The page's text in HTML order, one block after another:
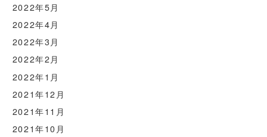
2022年5月
2022年4月
2022年3月
2022年2月
2022年1月
2021年12月
2021年11月
2021年10月